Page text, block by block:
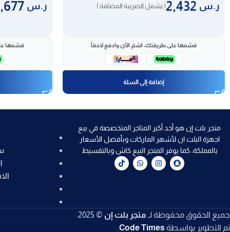
ر.س ( يشمل الضريبة المضافة )
قسّمها على طريقتك، اشترِ الآن وادفع لاحقاً
إضافة إلى السلة
ر.س
قسّمها
متجر بلت إن هو أحد أكبر المتاجر المتخصصة في بيع
اجهزة البلت ان لأشهر الماركات وبأفضل الأسعار
بالمملكة، كما يوفر المتجر البيع كاش وبالتقسيط
جميع الحقوق محفوظة لـ متجر بلت إن © 2025.
تم التطوير بواسطة Code Times
.